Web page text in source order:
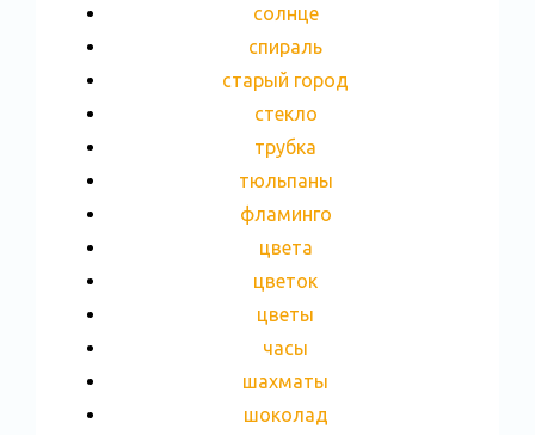
солнце
спираль
старый город
стекло
трубка
тюльпаны
фламинго
цвета
цветок
цветы
часы
шахматы
шоколад